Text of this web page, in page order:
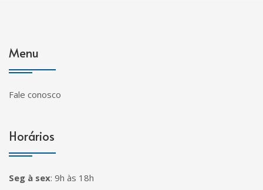
Menu
Fale conosco
Horários
Seg à sex: 9h às 18h